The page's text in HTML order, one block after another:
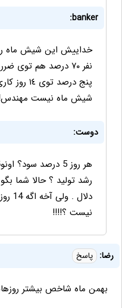
banker:
خداییش این شیش ماه
نفر ٧٠ درصد هم توی
پنج
شیش ماه نیست
دوست:
هر روز 5 درصد
رشد تولید ؟ حالا شما
نیست ؟!!!!
رضا: پاسخ
بهمن ماه شاخص بیشتر